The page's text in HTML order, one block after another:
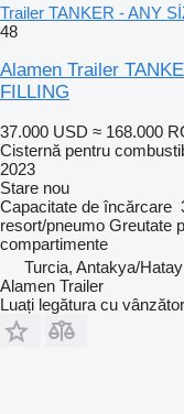
Trailer TANKER - ANY
48
Alamen Trailer
FILLING
37.000 USD ≈ 168.000
Cisternă pentru
2023
Stare nou
Capacitate de încărcare
resort/pneumo Greutate
compartimente
Turcia, Antakya/Hatay
Alamen Trailer
Luați legătura cu